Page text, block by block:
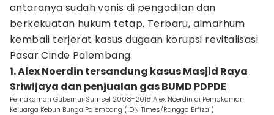
antaranya sudah vonis di pengadilan dan
berkekuatan hukum tetap. Terbaru, almarhum
kembali terjerat kasus dugaan korupsi revitalisasi
Pasar Cinde Palembang.
1. Alex Noerdin tersandung kasus Masjid Raya
Sriwijaya dan penjualan gas BUMD PDPDE
Pemakaman Gubernur Sumsel 2008-2018 Alex Noerdin di Pemakaman
Keluarga Kebun Bunga Palembang (IDN Times/Rangga Erfizal)